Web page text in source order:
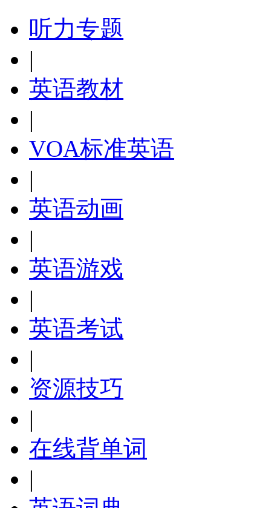
听力专题
|
英语教材
|
VOA标准英语
|
英语动画
|
英语游戏
|
英语考试
|
资源技巧
|
在线背单词
|